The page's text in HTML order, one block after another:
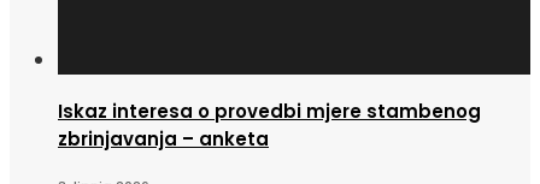
Iskaz interesa o provedbi mjere stambenog
zbrinjavanja – anketa